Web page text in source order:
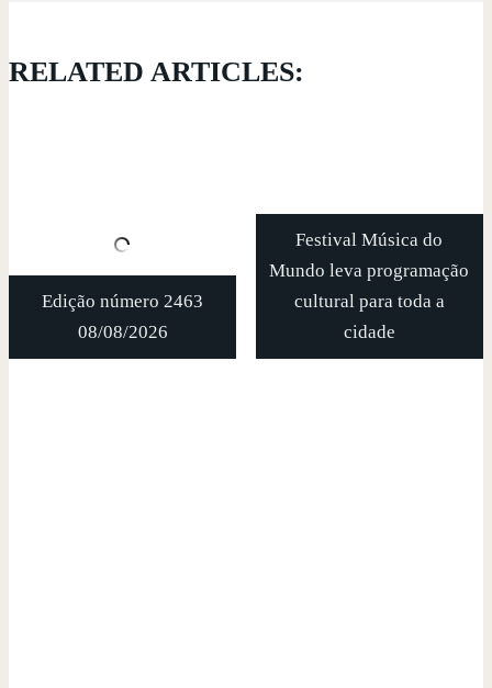
RELATED ARTICLES:
Edição número 2463
08/08/2026
Festival Música do
Mundo leva programação
cultural para toda a
cidade